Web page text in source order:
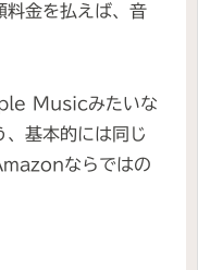
料金を払えば、音
Musicみたいな
、基本的には同じ
ならではの